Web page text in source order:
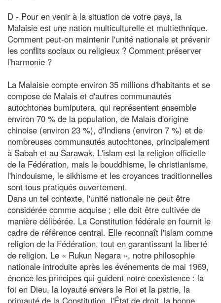
D - Pour en venir à la situation de votre pays, la
Malaisie est une nation multiculturelle et multiethnique.
Comment peut-on maintenir l'unité nationale et prévenir
les conflits sociaux ou religieux ? Comment préserver
l'harmonie ?
La Malaisie compte environ 35 millions d'habitants et se
compose de Malais et d'autres communautés
autochtones bumiputera, qui représentent ensemble
environ 70 % de la population, de Malais d'origine
chinoise (environ 23 %), d'Indiens (environ 7 %) et de
nombreuses communautés autochtones, principalement
à Sabah et au Sarawak. L'islam est la religion officielle
de la Fédération, mais le bouddhisme, le christianisme,
l'hindouisme, le sikhisme et les croyances traditionnelles
sont tous pratiqués ouvertement.
Dans un tel contexte, l'unité nationale ne peut être
considérée comme acquise ; elle doit être cultivée de
manière délibérée. La Constitution fédérale en fournit le
cadre de référence central. Elle reconnaît l'islam comme
religion de la Fédération, tout en garantissant la liberté
de religion. Le « Rukun Negara », notre philosophie
nationale introduite après les événements de mai 1969,
énonce les principes qui guident notre coexistence : la
foi en Dieu, la loyauté envers le Roi et la patrie, la
primauté de la Constitution, l'État de droit, la bonne